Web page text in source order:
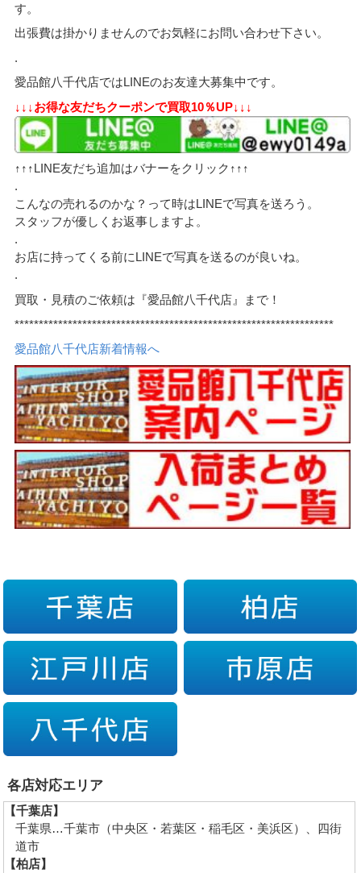
す。
出張費は掛かりませんのでお気軽にお問い合わせ下さい。
.
愛品館八千代店ではLINEのお友達大募集中です。
↓↓↓お得な友だちクーポンで買取10％UP↓↓↓
↑↑↑LINE友だち追加はバナーをクリック↑↑↑
.
こんなの売れるのかな？って時はLINEで写真を送ろう。
スタッフが優しくお返事しますよ。
.
お店に持ってくる前にLINEで写真を送るのが良いね。
.
買取・見積のご依頼は『愛品館八千代店』まで！
******************************************************************
愛品館八千代店新着情報へ
各店対応エリア
【千葉店】
千葉県…千葉市（中央区・若葉区・稲毛区・美浜区）、四街
道市
【柏店】